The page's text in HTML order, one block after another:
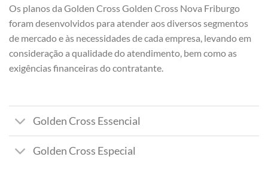
Os planos da Golden Cross Golden Cross Nova Friburgo
foram desenvolvidos para atender aos diversos segmentos
de mercado e às necessidades de cada empresa, levando em
consideração a qualidade do atendimento, bem como as
exigências financeiras do contratante.
Golden Cross Essencial
Golden Cross Especial